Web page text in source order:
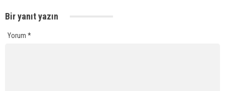
Bir yanıt yazın
Yorum *